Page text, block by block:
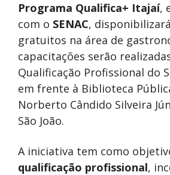
Programa Qualifica+ Itajaí,
com o SENAC,
gratuitos na área de
capacitações serão
Qualificação Profissional do
em frente à Biblioteca
Norberto Cândido Silveira
São João.
A iniciativa tem como
qualificação profissional,